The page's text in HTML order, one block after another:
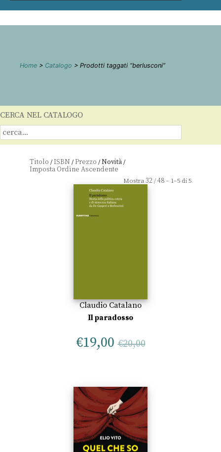
Home > Catalogo > Prodotti taggati “berlusconi”
CERCA NEL CATALOGO
Titolo /ISBN /Prezzo /Novità/
Mostra32/48– 1–5 di 5
Claudio Catalano
Il paradosso
€19,00 €20,00